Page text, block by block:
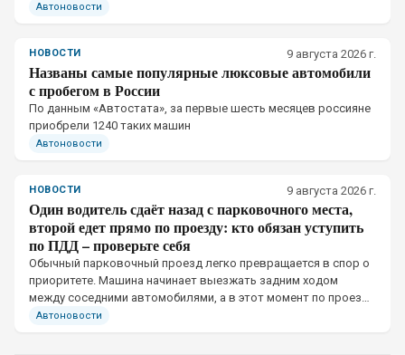
Автоновости
НОВОСТИ 9 августа 2026 г.
Названы самые популярные люксовые автомобили
с пробегом в России
По данным «Автостата», за первые шесть месяцев россияне
приобрели 1240 таких машин
Автоновости
НОВОСТИ 9 августа 2026 г.
Один водитель сдаёт назад с парковочного места,
второй едет прямо по проезду: кто обязан уступить
по ПДД – проверьте себя
Обычный парковочный проезд легко превращается в спор о
приоритете. Машина начинает выезжать задним ходом
между соседними автомобилями, а в этот момент по проезду
приближается другой автомобиль.
Автоновости